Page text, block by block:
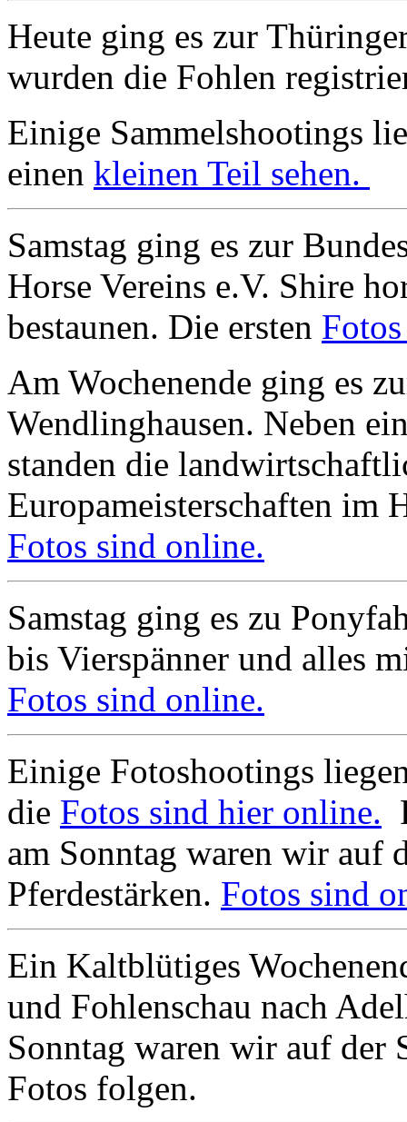
Heute ging es zur
wurden die Fohlen
Einige Sammelshootings
einen kleinen Teil sehen.
Samstag ging es zur
Horse Vereins e.V. Shire
bestaunen. Die ersten
Am Wochenende ging es
Wendlinghausen. Neben
standen die
Europameisterschaften im
Fotos sind online.
Samstag ging es zu
bis Vierspänner und alles
Fotos sind online.
Einige Fotoshootings
die Fotos sind hier online.
am Sonntag waren wir auf
Pferdestärken. Fotos sind
Ein Kaltblütiges
und Fohlenschau nach
Sonntag waren wir auf der
Fotos folgen.